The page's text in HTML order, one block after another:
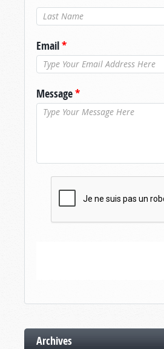
Nom de
famille*
Email*
Message*
Archives